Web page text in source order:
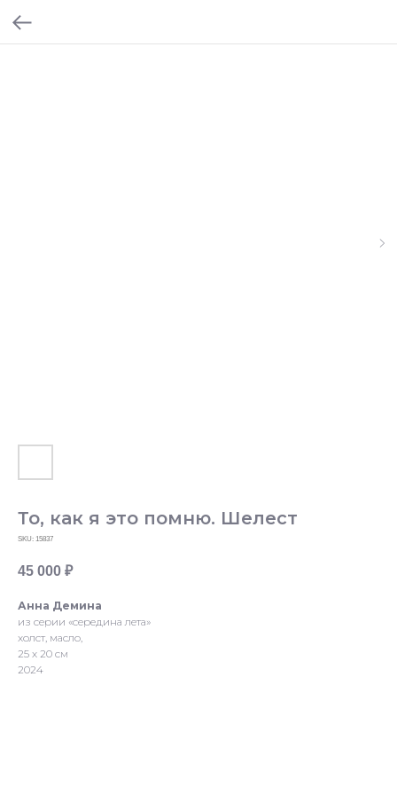
То, как я это помню. Шелест
SKU: 15837
45 000 ₽
Анна Демина
из серии «середина лета»
холст, масло,
25 х 20 см
2024